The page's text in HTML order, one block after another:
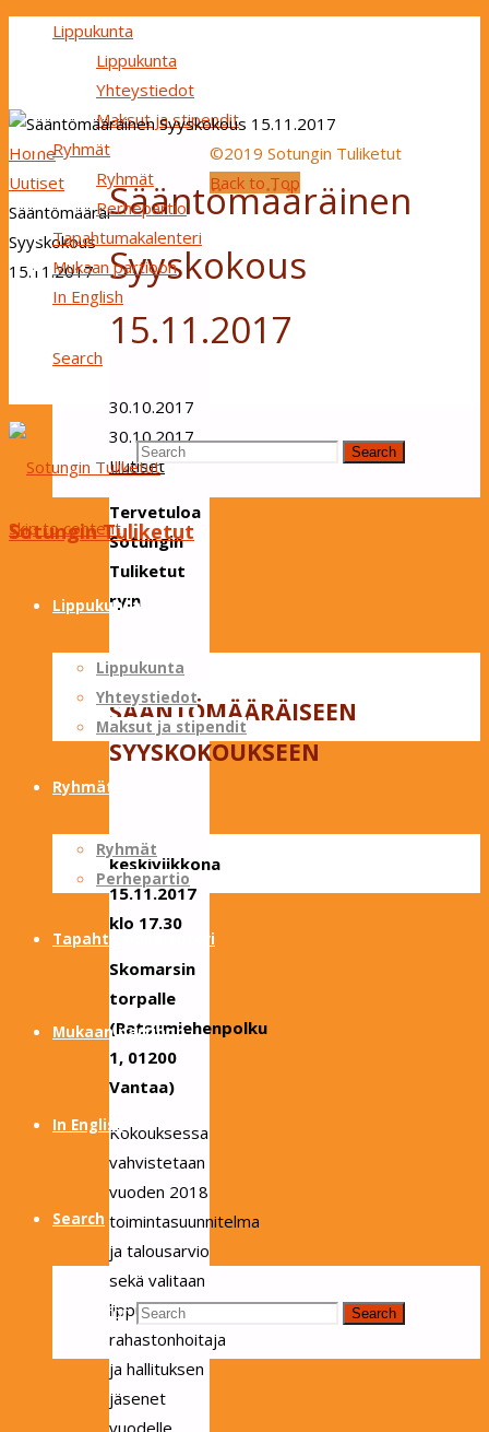
Lippukunta
Lippukunta
Yhteystiedot
Maksut ja stipendit
Ryhmät
Ryhmät
Perhepartio
Tapahtumakalenteri
Mukaan partioon
In English
Search
Search
Sotungin Tuliketut
Skip to content
Lippukunta
Lippukunta
Yhteystiedot
Maksut ja stipendit
Ryhmät
Ryhmät
Perhepartio
Tapahtumakalenteri
Mukaan partioon
In English
Search
Search for: Search
Home
Uutiset
Sääntömääräinen
Syyskokous
15.11.2017
Sääntömääräinen
Syyskokous
15.11.2017
30.10.2017
30.10.2017
Uutiset
Tervetuloa
Sotungin
Tuliketut
ry:n
SÄÄNTÖMÄÄRÄISEEN
SYYSKOKOUKSEEN
keskiviikkona
15.11.2017
klo 17.30
Skomarsin
torpalle
(Ratsumiehenpolku
1, 01200
Vantaa)
Kokouksessa
vahvistetaan
vuoden 2018
toimintasuunnitelma
ja talousarvio
sekä valitaan
lippukunnanjohtaja,
rahastonhoitaja
ja hallituksen
jäsenet
vuodelle
©2019 Sotungin Tuliketut
Back to Top